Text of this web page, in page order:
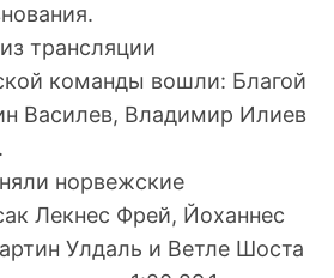
трансляции
команды вошли: Благой
Василев, Владимир Илиев
норвежские
Лекнес Фрей, Йоханнес
Улдаль и Ветле Шоста